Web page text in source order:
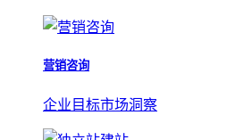
营销咨询
企业目标市场洞察